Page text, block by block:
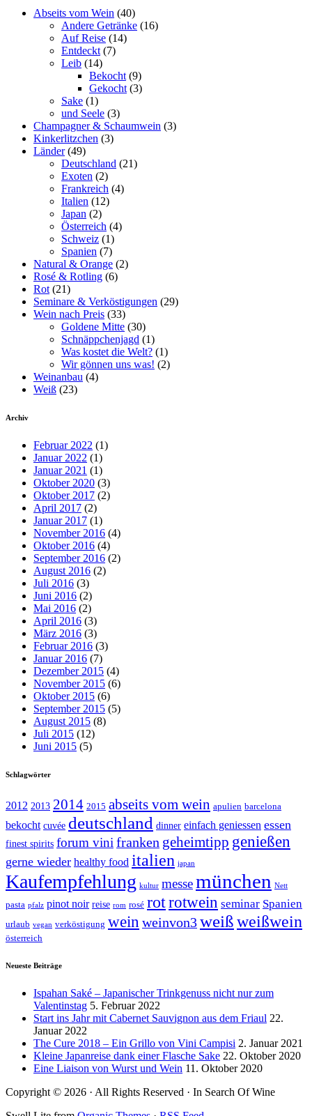
anzeigen
YouTube
anzeigen
Abseits vom Wein (40)
Andere Getränke (16)
Auf Reise (14)
Entdeckt (7)
Leib (14)
Bekocht (9)
Gekocht (3)
Sake (1)
und Seele (3)
Champagner & Schaumwein (3)
Kinkerlitzchen (3)
Länder(49)
Deutschland (21)
Exoten (2)
Frankreich (4)
Italien (12)
Japan (2)
Österreich (4)
Schweiz (1)
Spanien (7)
Natural & Orange (2)
Rosé & Rotling (6)
Rot (21)
Seminare & Verköstigungen (29)
Wein nach Preis (33)
Goldene Mitte (30)
Schnäppchenjagd (1)
Was kostet die Welt? (1)
Wir gönnen uns was! (2)
Weinanbau (4)
Weiß (23)
Archiv
Februar 2022 (1)
Januar 2022 (1)
Januar 2021 (1)
Oktober 2020 (3)
Oktober 2017 (2)
April 2017 (2)
Januar 2017 (1)
November 2016 (4)
Oktober 2016 (4)
September 2016 (2)
August 2016 (2)
Juli 2016 (3)
Juni 2016 (2)
Mai 2016 (2)
April 2016 (3)
März 2016 (3)
Februar 2016 (3)
Januar 2016 (7)
Dezember 2015 (4)
November 2015 (6)
Oktober 2015 (6)
September 2015 (5)
August 2015 (8)
Juli 2015 (12)
Juni 2015 (5)
Schlagwörter
2012 2013 2014 2015 abseits vom wein apulien barcelona
bekocht cuvée deutschland dinner einfach geniessen essen
finest spirits forum vinifranken geheimtipp genießen
gerne wieder healthy food italien japan
Kaufempfehlung kultur messemünchen Nett
pasta pfalz pinot noir reise rom rosé rotrotwein seminar Spanien
urlaub vegan verköstigung wein weinvon3weißweißwein
österreich
Neueste Beiträge
Ispahan Saké – Japanischer Trinkgenuss nicht nur zum
Valentinstag 5. Februar 2022
Start ins Jahr mit Cabernet Sauvignon aus dem Friaul 22.
Januar 2022
The Cure 2018 – Ein Grillo von Vini Campisi 2. Januar 2021
Kleine Japanreise dank einer Flasche Sake 22. Oktober 2020
Eine Liaison von Wurst und Wein 11. Oktober 2020
Copyright © 2026 · All Rights Reserved · In Search Of Wine